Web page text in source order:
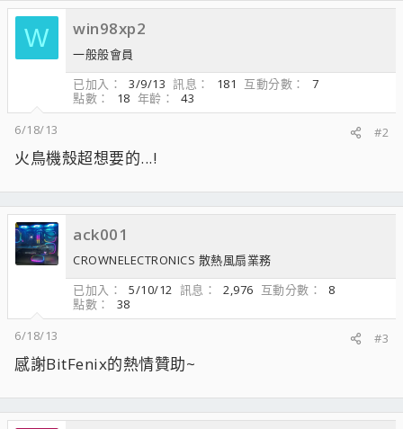
W win98xp2
一般般會員
已加入
3/9/13 訊息 181 互動分數
7
點數
18 年齡
43
6/18/13
#2
火鳥機殼超想要的...!
ack001
CROWNELECTRONICS 散熱風扇業務
已加入
5/10/12 訊息 2,976 互動分數
8
點數
38
6/18/13
#3
感謝BitFenix的熱情贊助~